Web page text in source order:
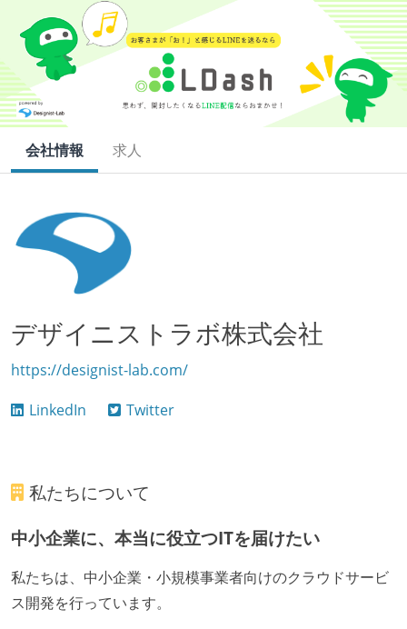
会社情報 求人
デザイニストラボ株式会社
https://designist-lab.com/
LinkedIn
Twitter
私たちについて
中小企業に、本当に役立つITを届けたい
私たちは、中小企業・小規模事業者向けのクラウドサービ
ス開発を行っています。